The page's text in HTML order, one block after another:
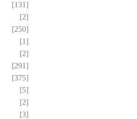
[131]
[2]
[250]
[1]
[2]
[291]
[375]
[5]
[2]
[3]